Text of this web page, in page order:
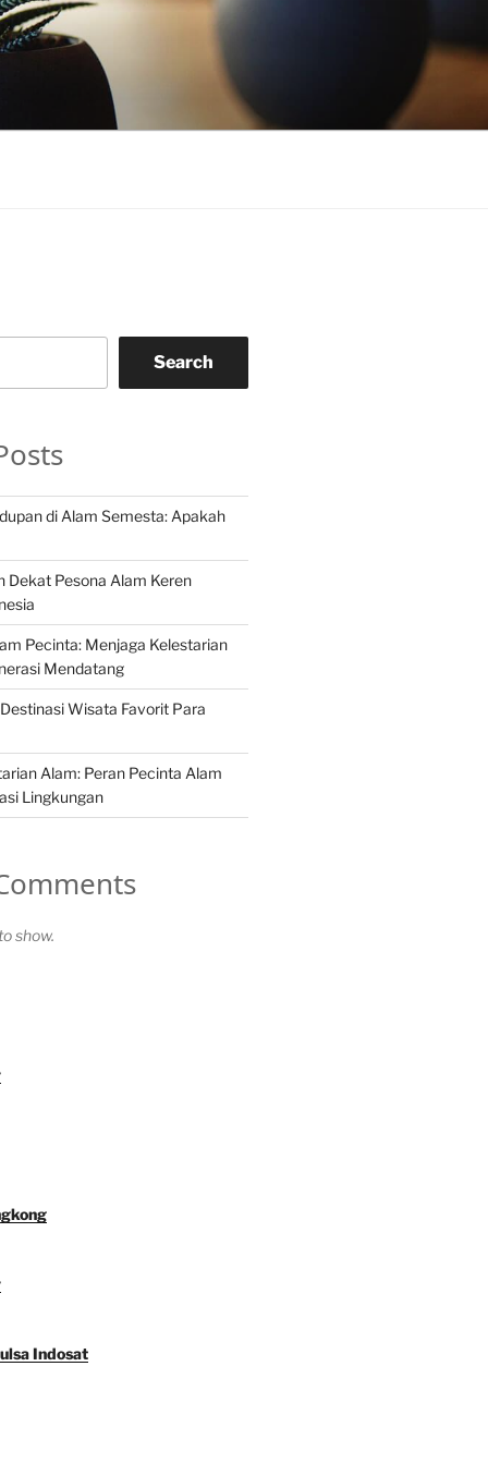
Search
di Alam Semesta: Apakah
Dekat Pesona Alam Keren
Pecinta: Menjaga Kelestarian
Mendatang
Wisata Favorit Para
Alam: Peran Pecinta Alam
Lingkungan
show.
Indosat